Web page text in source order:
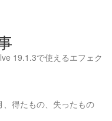
19.1.3で使えるエフェク
得たもの、失ったもの